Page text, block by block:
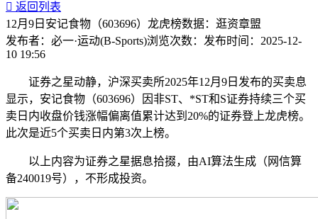
 返回列表
12月9日安记食物（603696）龙虎榜数据：逛资章盟
发布者： 必一·运动(B-Sports)浏览次数： 发布时间： 2025-12-
10 19:56
证券之星动静，沪深买卖所2025年12月9日发布的买卖息
显示，安记食物（603696）因非ST、*ST和S证券持续三个买
卖日内收盘价钱涨幅偏离值累计达到20%的证券登上龙虎榜。
此次是近5个买卖日内第3次上榜。
以上内容为证券之星据息拾掇，由AI算法生成（网信算
备240019号），不形成投资。